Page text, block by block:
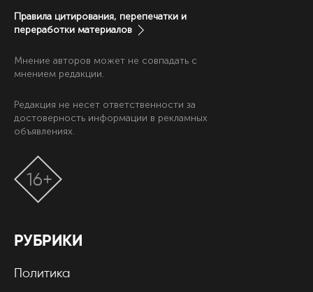
Правила цитирования, перепечатки и
переработки материалов
Мнение авторов может не совпадать с
мнением редакции.
Редакция не несет ответственности за
достоверность информации в рекламных
объявлениях.
РУБРИКИ
Политика
16+